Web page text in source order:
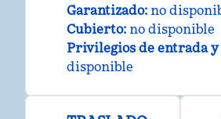
Garantizado: no
Cubierto: no disponible
Privilegios de entrada
disponible